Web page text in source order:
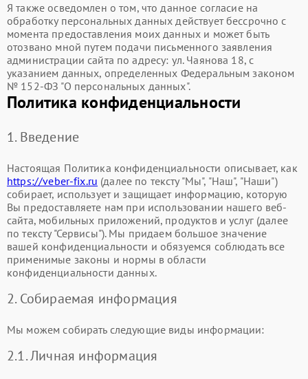
Я также осведомлен о том, что данное согласие на
обработку персональных данных действует бессрочно с
момента предоставления моих данных и может быть
отозвано мной путем подачи письменного заявления
администрации сайта по адресу: ул. Чаянова 18, с
указанием данных, определенных Федеральным законом
№ 152-ФЗ "О персональных данных".
Политика конфиденциальности
1. Введение
Настоящая Политика конфиденциальности описывает, как
https://veber-fix.ru (далее по тексту "Мы", "Наш", "Наши")
собирает, использует и защищает информацию, которую
Вы предоставляете нам при использовании нашего веб-
сайта, мобильных приложений, продуктов и услуг (далее
по тексту "Сервисы"). Мы придаем большое значение
вашей конфиденциальности и обязуемся соблюдать все
применимые законы и нормы в области
конфиденциальности данных.
2. Собираемая информация
Мы можем собирать следующие виды информации:
2.1. Личная информация